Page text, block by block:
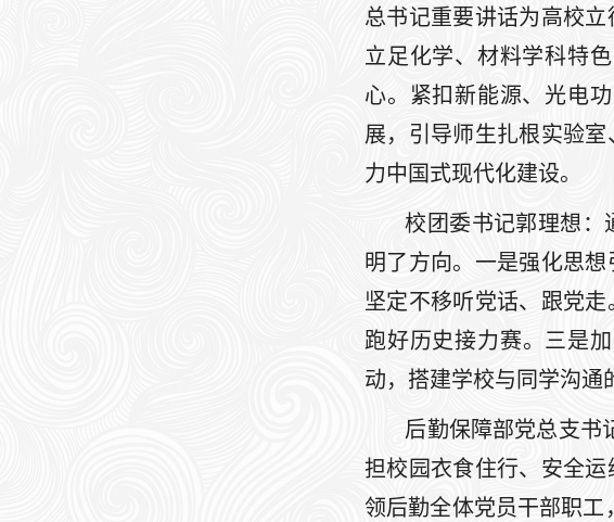
总书记重要讲话为高校
立足化学、材料学科特
心。紧扣新能源、光电
展，引导师生扎根实验
力中国式现代化建设。
校团委书记郭理想：
明了方向。一是强化思
坚定不移听党话、跟党
跑好历史接力赛。三是
动，搭建学校与同学沟通
后勤保障部党总支书
担校园衣食住行、安全
领后勤全体党员干部职工